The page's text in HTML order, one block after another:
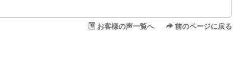
お客様の声一覧へ 前のページに戻る